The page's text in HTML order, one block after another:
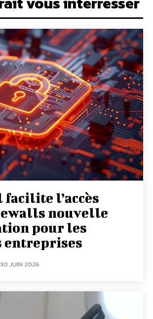
l’accès
nouvelle
pour les
entreprises
30 JUIN 2026